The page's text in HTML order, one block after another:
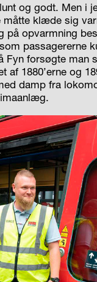
og godt. Men i
klæde sig
opvarmning
passagererne
Fyn forsøgte man
1880’erne og
damp fra